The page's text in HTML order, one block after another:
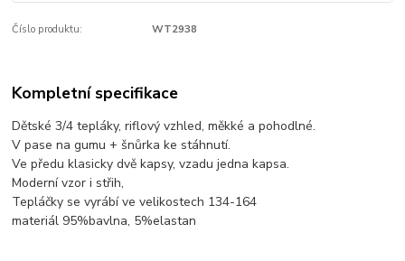
Číslo produktu: WT2938
Kompletní specifikace
Dětské 3/4 tepláky, riflový vzhled, měkké a pohodlné.
V pase na gumu + šnůrka ke stáhnutí.
Ve předu klasicky dvě kapsy, vzadu jedna kapsa.
Moderní vzor i střih,
Tepláčky se vyrábí ve velikostech 134-164
materiál 95%bavlna, 5%elastan